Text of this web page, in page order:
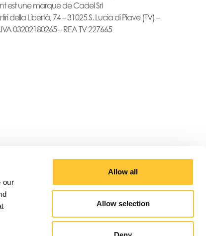
our
Allow all
Allow selection
est une marque de Cadel Srl
della Libertà, 74 – 31025 S. Lucia di Piave (TV) –
03202180265 – REA TV 227665